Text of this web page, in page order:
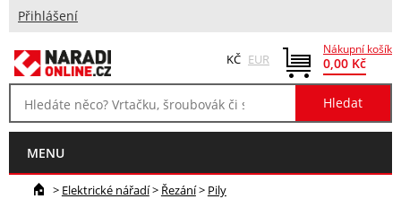
Přihlášení
Nákupní košík
0,00 Kč
KČ EUR
MENU
> Elektrické nářadí> Řezání> Pily